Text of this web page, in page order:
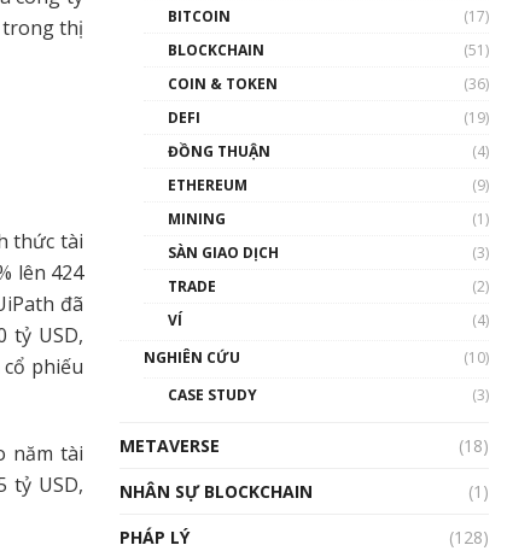
trong thị
thức tài
lên 424
đã
tỷ USD,
phiếu
năm tài
tỷ USD,
Nhân sự tương lại ngành
Blockchain Việt Nam | Phổ
cập Blockchain
Blockchain đang được ứng
01:34:46
BITCOIN
(17)
BLOCKCHAIN
(51)
COIN & TOKEN
(36)
DEFI
(19)
ĐỒNG THUẬN
(4)
ETHEREUM
(9)
MINING
(1)
SÀN GIAO DỊCH
(3)
TRADE
(2)
VÍ
(4)
NGHIÊN CỨU
(10)
CASE STUDY
(3)
METAVERSE
(18)
NHÂN SỰ BLOCKCHAIN
(1)
PHÁP LÝ
(128)